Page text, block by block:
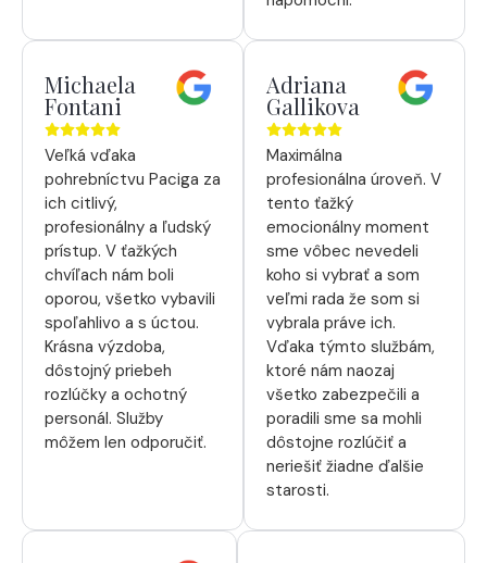
Michaela
Fontani
Veľká vďaka
pohrebníctvu Paciga za
ich citlivý,
profesionálny a ľudský
prístup. V ťažkých
chvíľach nám boli
oporou, všetko vybavili
spoľahlivo a s úctou.
Krásna výzdoba,
dôstojný priebeh
rozlúčky a ochotný
personál. Služby
môžem len odporučiť.
Adriana
Gallikova
Maximálna
profesionálna úroveň. V
tento ťažký
emocionálny moment
sme vôbec nevedeli
koho si vybrať a som
veľmi rada že som si
vybrala práve ich.
Vďaka týmto službám,
ktoré nám naozaj
všetko zabezpečili a
poradili sme sa mohli
dôstojne rozlúčiť a
neriešiť žiadne ďalšie
starosti.